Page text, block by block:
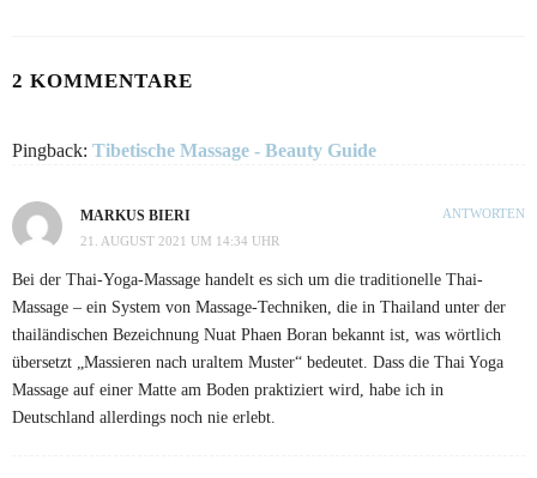
2 KOMMENTARE
Pingback: Tibetische Massage - Beauty Guide
MARKUS BIERI
21. AUGUST 2021 UM 14:34 UHR
Bei der Thai-Yoga-Massage handelt es sich um die traditionelle Thai-
Massage – ein System von Massage-Techniken, die in Thailand unter der
thailändischen Bezeichnung Nuat Phaen Boran bekannt ist, was wörtlich
übersetzt „Massieren nach uraltem Muster“ bedeutet. Dass die Thai Yoga
Massage auf einer Matte am Boden praktiziert wird, habe ich in
Deutschland allerdings noch nie erlebt.
ANTWORTEN